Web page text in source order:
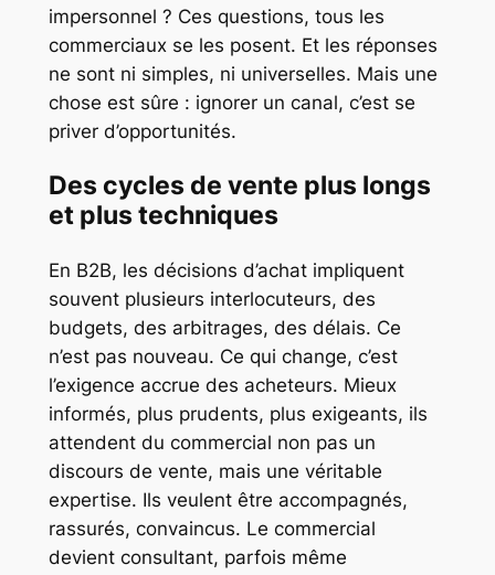
impersonnel ? Ces questions, tous les
commerciaux se les posent. Et les réponses
ne sont ni simples, ni universelles. Mais une
chose est sûre : ignorer un canal, c’est se
priver d’opportunités.
Des cycles de vente plus longs
et plus techniques
En B2B, les décisions d’achat impliquent
souvent plusieurs interlocuteurs, des
budgets, des arbitrages, des délais. Ce
n’est pas nouveau. Ce qui change, c’est
l’exigence accrue des acheteurs. Mieux
informés, plus prudents, plus exigeants, ils
attendent du commercial non pas un
discours de vente, mais une véritable
expertise. Ils veulent être accompagnés,
rassurés, convaincus. Le commercial
devient consultant, parfois même